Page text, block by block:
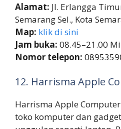
Alamat: Jl. Erlangga
Semarang Sel., Kota
Map: klik di sini
Jam buka: 08.45–21.00
Nomor telepon:
12. Harrisma Apple
Harrisma Apple
toko komputer dan